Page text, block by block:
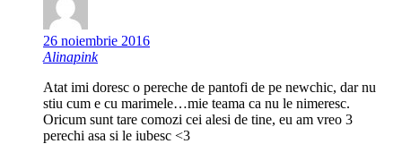
26 noiembrie 2016
Alinapink
Atat imi doresc o pereche de pantofi de pe newchic, dar nu
stiu cum e cu marimele…mie teama ca nu le nimeresc.
Oricum sunt tare comozi cei alesi de tine, eu am vreo 3
perechi asa si le iubesc <3